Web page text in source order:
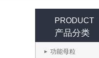
PRODUCT
产品分类
功能母粒